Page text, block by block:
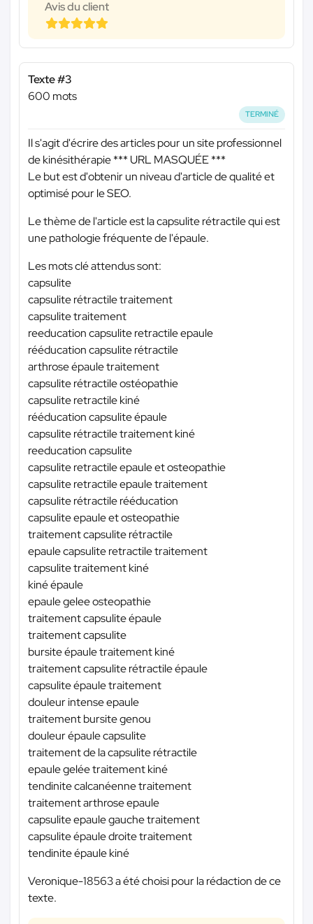
Avis du client
Texte #3
600 mots
TERMINÉ
Il s'agit d'écrire des articles pour un site professionnel
de kinésithérapie*** URL MASQUÉE ***
Le but est d'obtenir un niveau d'article de qualité et
optimisé pour le SEO.
Le thème de l'article est la capsulite rétractile qui est
une pathologie fréquente de l'épaule.
Les mots clé attendus sont:
capsulite
capsulite rétractile traitement
capsulite traitement
reeducation capsulite retractile epaule
rééducation capsulite rétractile
arthrose épaule traitement
capsulite rétractile ostéopathie
capsulite retractile kiné
rééducation capsulite épaule
capsulite rétractile traitement kiné
reeducation capsulite
capsulite retractile epaule et osteopathie
capsulite retractile epaule traitement
capsulite rétractile rééducation
capsulite epaule et osteopathie
traitement capsulite rétractile
epaule capsulite retractile traitement
capsulite traitement kiné
kiné épaule
epaule gelee osteopathie
traitement capsulite épaule
traitement capsulite
bursite épaule traitement kiné
traitement capsulite rétractile épaule
capsulite épaule traitement
douleur intense epaule
traitement bursite genou
douleur épaule capsulite
traitement de la capsulite rétractile
epaule gelée traitement kiné
tendinite calcanéenne traitement
traitement arthrose epaule
capsulite epaule gauche traitement
capsulite épaule droite traitement
tendinite épaule kiné
Veronique-18563 a été choisi pour la rédaction de ce
texte.